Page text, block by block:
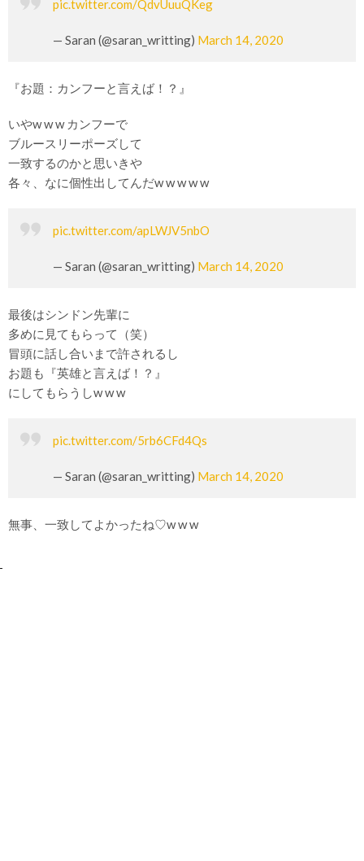
pic.twitter.com/QdvUuuQKeg
— Saran (@saran_writting) March 14, 2020
『お題：カンフーと言えば！？』
いやw w w カンフーで
ブルースリーポーズして
一致するのかと思いきや
各々、なに個性出してんだw w w w w
pic.twitter.com/apLWJV5nbO
— Saran (@saran_writting) March 14, 2020
最後はシンドン先輩に
多めに見てもらって（笑）
冒頭に話し合いまで許されるし
お題も『英雄と言えば！？』
にしてもらうしw w w
pic.twitter.com/5rb6CFd4Qs
— Saran (@saran_writting) March 14, 2020
無事、一致してよかったね♡w w w